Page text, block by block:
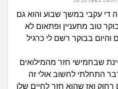
מה קורה כאן?
מתחם הטיפים
מדורים
די עקבי במשך שבוע והוא גם
טוב מתעניין ופתאום לא
בבוקר רשם לי כרגיל
שבחמישי חזר מהמילואים
התחלתי לחשוב אולי זה
רחוק ואז שהוא חזר לחיים שלו